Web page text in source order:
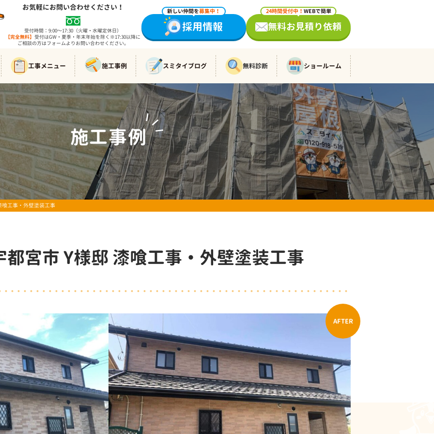
お気軽にお問い合わせください！
受付時間：9:00～17:30（火曜・水曜定休日）
【完全無料】 受付はGW・夏季・年末年始を除く※17:30以降に
ご相談の方はフォームよりお問い合わせください。
新しい仲間を募集中！
採用情報
24時間受付中！ WEBで簡単
無料お見積り依頼
工事メニュー 施工事例 スミタイブログ 無料診断 ショールーム
施工事例
WORKS
喰工事・外壁塗装工事
都宮市 Y様邸 漆喰工事・外壁塗装工事